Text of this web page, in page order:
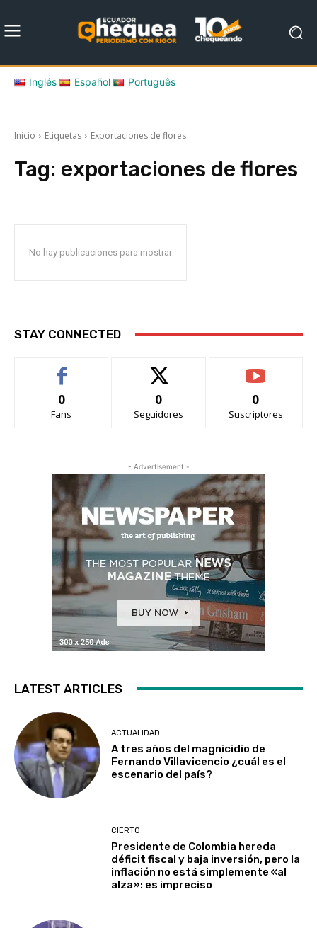
Inglés Español Português
Inicio Etiquetas Exportaciones de flores
Tag: exportaciones de flores
No hay publicaciones para mostrar
STAY CONNECTED
0
Fans
0
Seguidores
0
Suscriptores
- Advertisement -
LATEST ARTICLES
ACTUALIDAD
A tres años del magnicidio de
Fernando Villavicencio ¿cuál es el
escenario del país?
CIERTO
Presidente de Colombia hereda
déficit fiscal y baja inversión, pero la
inflación no está simplemente «al
alza»: es impreciso